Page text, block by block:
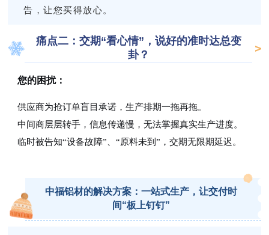
告，让您买得放心。
痛点二：交期“看心情”，说好的准时达总变
卦？
您的困扰：
供应商为抢订单盲目承诺，生产排期一拖再拖。
中间商层层转手，信息传递慢，无法掌握真实生产进度。
临时被告知“设备故障”、“原料未到”，交期无限期延迟。
中福铝材的解决方案：一站式生产，让交付时
间“板上钉钉”